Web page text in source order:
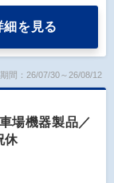
細を見る
間：26/07/30～26/08/12
場機器製品／
休